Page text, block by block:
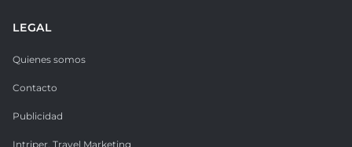
LEGAL
Quienes somos
Contacto
Publicidad
Intriper. Travel Marketing